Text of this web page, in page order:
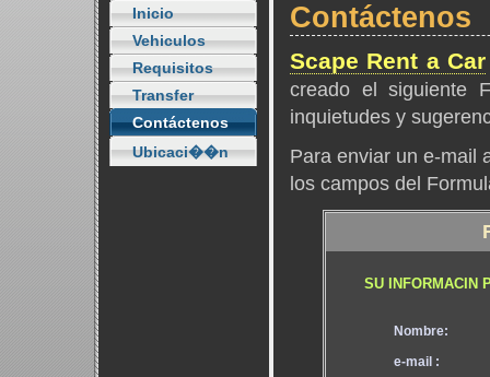
Inicio
Vehiculos
Requisitos
Transfer
Contáctenos
Ubicaci��n
Contáctenos
Scape Rent a Car
creado el siguiente
inquietudes y
Para enviar un e-mail
los campos del
SU INFORMACIN
Nombre:
e-mail :